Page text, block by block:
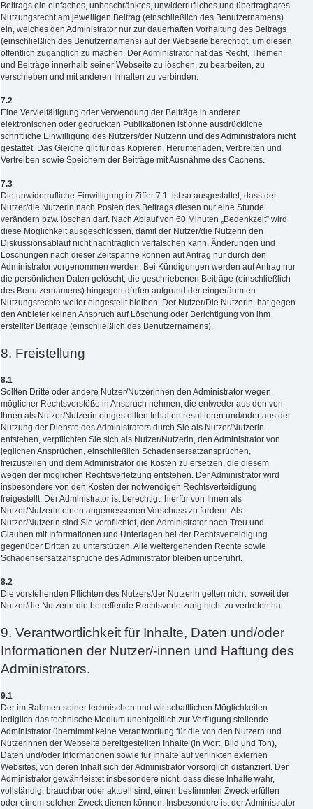
Beitrags ein einfaches, unbeschränktes, unwiderrufliches und übertragbares
Nutzungsrecht am jeweiligen Beitrag (einschließlich des Benutzernamens)
ein, welches den Administrator nur zur dauerhaften Vorhaltung des Beitrags
(einschließlich des Benutzernamens) auf der Webseite berechtigt, um diesen
öffentlich zugänglich zu machen. Der Administrator hat das Recht, Themen
und Beiträge innerhalb seiner Webseite zu löschen, zu bearbeiten, zu
verschieben und mit anderen Inhalten zu verbinden.
7.2
Eine Vervielfältigung oder Verwendung der Beiträge in anderen
elektronischen oder gedruckten Publikationen ist ohne ausdrückliche
schriftliche Einwilligung des Nutzers/der Nutzerin und des Administrators nicht
gestattet. Das Gleiche gilt für das Kopieren, Herunterladen, Verbreiten und
Vertreiben sowie Speichern der Beiträge mit Ausnahme des Cachens.
7.3
Die unwiderrufliche Einwilligung in Ziffer 7.1. ist so ausgestaltet, dass der
Nutzer/die Nutzerin nach Posten des Beitrags diesen nur eine Stunde
verändern bzw. löschen darf. Nach Ablauf von 60 Minuten „Bedenkzeit” wird
diese Möglichkeit ausgeschlossen, damit der Nutzer/die Nutzerin den
Diskussionsablauf nicht nachträglich verfälschen kann. Änderungen und
Löschungen nach dieser Zeitspanne können auf Antrag nur durch den
Administrator vorgenommen werden. Bei Kündigungen werden auf Antrag nur
die persönlichen Daten gelöscht, die geschriebenen Beiträge (einschließlich
des Benutzernamens) hingegen dürfen aufgrund der eingeräumten
Nutzungsrechte weiter eingestellt bleiben. Der Nutzer/Die Nutzerin hat gegen
den Anbieter keinen Anspruch auf Löschung oder Berichtigung von ihm
erstellter Beiträge (einschließlich des Benutzernamens).
8. Freistellung
8.1
Sollten Dritte oder andere Nutzer/Nutzerinnen den Administrator wegen
möglicher Rechtsverstöße in Anspruch nehmen, die entweder aus den von
Ihnen als Nutzer/Nutzerin eingestellten Inhalten resultieren und/oder aus der
Nutzung der Dienste des Administrators durch Sie als Nutzer/Nutzerin
entstehen, verpflichten Sie sich als Nutzer/Nutzerin, den Administrator von
jeglichen Ansprüchen, einschließlich Schadensersatzansprüchen,
freizustellen und dem Administrator die Kosten zu ersetzen, die diesem
wegen der möglichen Rechtsverletzung entstehen. Der Administrator wird
insbesondere von den Kosten der notwendigen Rechtsverteidigung
freigestellt. Der Administrator ist berechtigt, hierfür von Ihnen als
Nutzer/Nutzerin einen angemessenen Vorschuss zu fordern. Als
Nutzer/Nutzerin sind Sie verpflichtet, den Administrator nach Treu und
Glauben mit Informationen und Unterlagen bei der Rechtsverteidigung
gegenüber Dritten zu unterstützen. Alle weitergehenden Rechte sowie
Schadensersatzansprüche des Administrator bleiben unberührt.
8.2
Die vorstehenden Pflichten des Nutzers/der Nutzerin gelten nicht, soweit der
Nutzer/die Nutzerin die betreffende Rechtsverletzung nicht zu vertreten hat.
9. Verantwortlichkeit für Inhalte, Daten und/oder
Informationen der Nutzer/-innen und Haftung des
Administrators.
9.1
Der im Rahmen seiner technischen und wirtschaftlichen Möglichkeiten
lediglich das technische Medium unentgeltlich zur Verfügung stellende
Administrator übernimmt keine Verantwortung für die von den Nutzern und
Nutzerinnen der Webseite bereitgestellten Inhalte (in Wort, Bild und Ton),
Daten und/oder Informationen sowie für Inhalte auf verlinkten externen
Websites, von deren Inhalt sich der Administrator vorsorglich distanziert. Der
Administrator gewährleistet insbesondere nicht, dass diese Inhalte wahr,
vollständig, brauchbar oder aktuell sind, einen bestimmten Zweck erfüllen
oder einem solchen Zweck dienen können. Insbesondere ist der Administrator